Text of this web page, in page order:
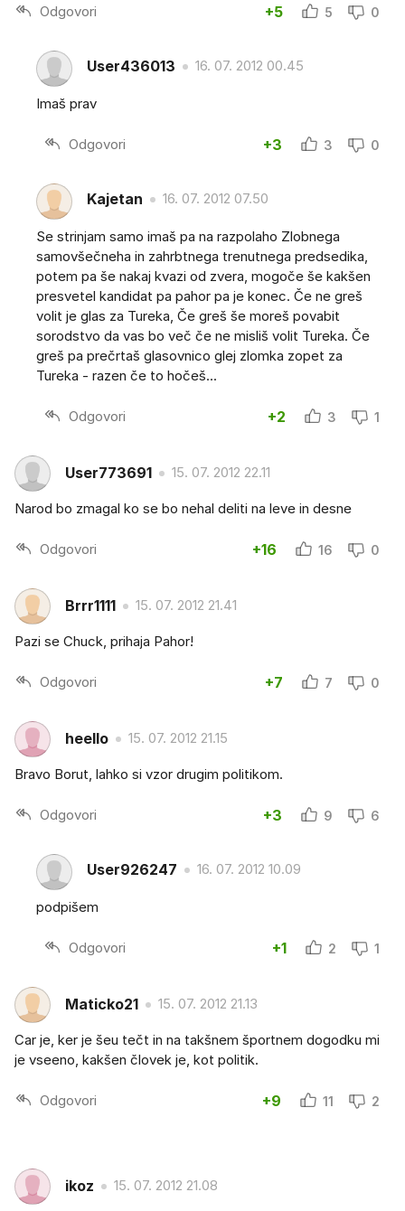
Odgovori +5 5 0
User436013 16. 07. 2012 00.45
Imaš prav
Odgovori +3 3 0
Kajetan 16. 07. 2012 07.50
Se strinjam samo imaš pa na razpolaho Zlobnega
samovšečneha in zahrbtnega trenutnega predsedika,
potem pa še nakaj kvazi od zvera, mogoče še kakšen
presvetel kandidat pa pahor pa je konec. Če ne greš
volit je glas za Tureka, Če greš še moreš povabit
sorodstvo da vas bo več če ne misliš volit Tureka. Če
greš pa prečrtaš glasovnico glej zlomka zopet za
Tureka - razen če to hočeš...
Odgovori +2 3 1
User773691 15. 07. 2012 22.11
Narod bo zmagal ko se bo nehal deliti na leve in desne
Odgovori +16 16 0
Brrr1111 15. 07. 2012 21.41
Pazi se Chuck, prihaja Pahor!
Odgovori +7 7 0
heello 15. 07. 2012 21.15
Bravo Borut, lahko si vzor drugim politikom.
Odgovori +3 9 6
User926247 16. 07. 2012 10.09
podpišem
Odgovori +1 2 1
Maticko21 15. 07. 2012 21.13
Car je, ker je šeu tečt in na takšnem športnem dogodku mi
je vseeno, kakšen človek je, kot politik.
Odgovori +9 11 2
ikoz 15. 07. 2012 21.08